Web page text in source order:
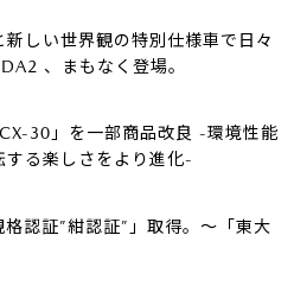
しい世界観の特別仕様車で日々
、まもなく登場。
30」を一部商品改良 -環境性能
する楽しさをより進化-
認証”紺認証”」取得。～「東大